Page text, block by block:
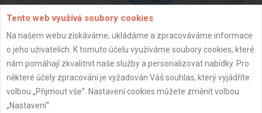
ZPĚT
Tento web využívá soubory cookies
Na našem webu získáváme, ukládáme a zpracováváme informace
o jeho uživatelích. K tomuto účelu využíváme soubory cookies, které
nám pomáhají zkvalitnit naše služby a personalizovat nabídky. Pro
některé účely zpracování je vyžadován Váš souhlas, který vyjádříte
volbou „Přijmout vše“. Nastavení cookies můžete změnit volbou
„Nastavení“.